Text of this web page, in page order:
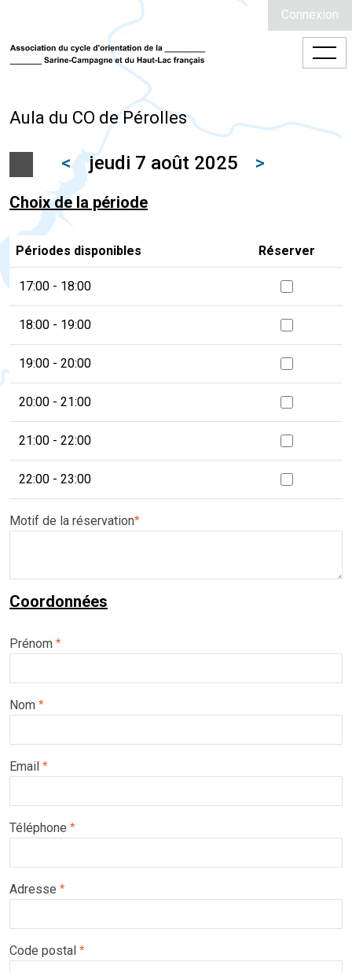
Connexion
Aula du CO de Pérolles
< jeudi 7 août 2025 >
Choix de la période
Périodes disponibles Réserver
17:00 - 18:00
18:00 - 19:00
19:00 - 20:00
20:00 - 21:00
21:00 - 22:00
22:00 - 23:00
Motif de la réservation*
Coordonnées
Prénom *
Nom *
Email *
Téléphone *
Adresse *
Code postal *